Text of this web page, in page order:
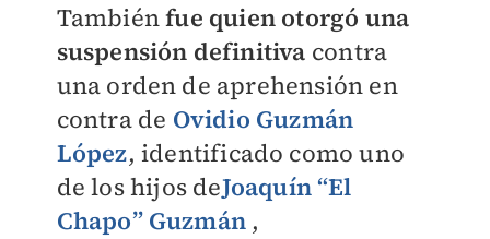
Tambiénfue quien otorgó una
suspensión definitiva contra
una orden de aprehensión en
contra de Ovidio Guzmán
López, identificado como uno
de los hijos deJoaquín “El
Chapo” Guzmán ,